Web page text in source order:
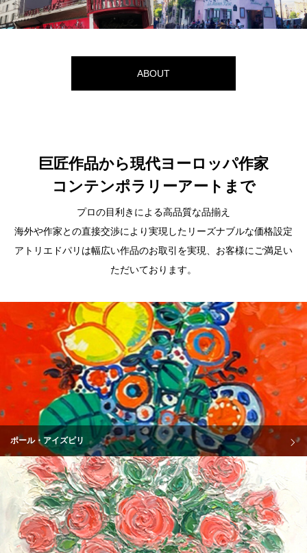
ABOUT
巨匠作品から現代ヨーロッパ作家
コンテンポラリーアートまで
プロの目利きによる高品質な品揃え
海外や作家との直接交渉により実現したリーズナブルな価格設定
アトリエドパリは幅広い作品のお取引を実現、お客様にご満足い
ただいております。
ポール・アイズピリ